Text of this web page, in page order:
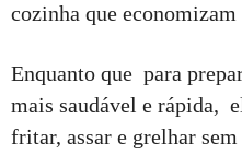
cozinha que economizam
Enquanto que para
mais saudável e rápida,
fritar, assar e grelhar sem